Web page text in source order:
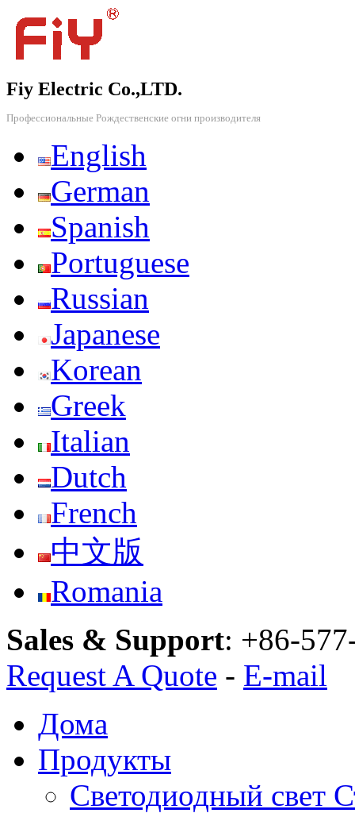
Fiy Electric Co.,LTD.
Профессиональные Рождественские огни производителя
English
German
Spanish
Portuguese
Russian
Japanese
Korean
Greek
Italian
Dutch
French
中文版
Romania
Sales & Support: +86-
Request A Quote - E-mail
Дома
Продукты
Светодиодный свет